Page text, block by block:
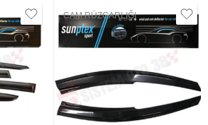
CAM RÜZGARLIĞI